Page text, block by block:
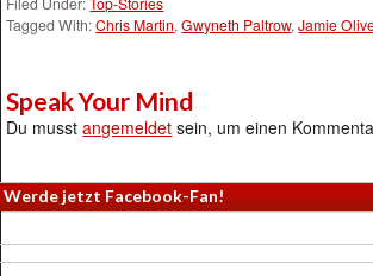
Tagged With:Chris Martin,Gwyneth Paltrow,Jamie
Speak Your Mind
Du musstangemeldet sein, um einen
Werde jetzt Facebook-Fan!